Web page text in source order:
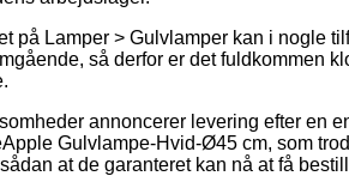
på Lamper > Gulvlamper kan i
så derfor er det fuldkommen
annoncerer levering efter en
Gulvlampe-Hvid-Ø45 cm, som
at de garanteret kan nå at få